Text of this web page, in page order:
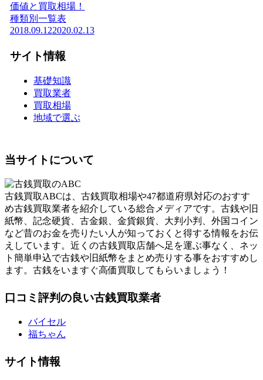
価値と買取相場！
種類別一覧表
2018.09.122020.02.13
サイト情報
基礎知識
買取業者
買取相場
地域で選ぶ
当サイトについて
古銭買取ABCは、古銭買取相場や47都道府県対応のおすす
め古銭買取業者を紹介している総合メディアです。古銭や旧
紙幣、記念硬貨、古金銀、金貨銀貨、大判小判、外国コイン
など昔のお金を売りたい人が知っておくと得する情報をお伝
えしています。近くの古銭買取店舗へ足を運ぶ事なく、ネッ
ト簡単申込で古銭や旧紙幣をまとめ売りする事をおすすめし
ます。古銭をいますぐ高価買取してもらいましょう！
口コミ評判の良い古銭買取業者
バイセル
福ちゃん
サイト情報